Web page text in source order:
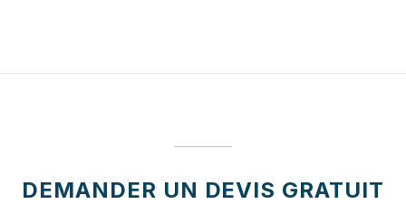
DEMANDER UN DEVIS GRATUIT